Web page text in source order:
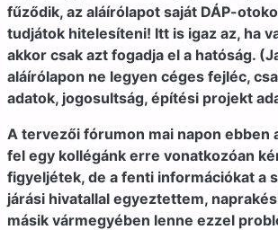
fűződik, az aláírólapot saját DÁP-
tudjátok hitelesíteni! Itt is igaz az, ha
akkor csak azt fogadja el a hatóság.
aláírólapon ne legyen céges fejléc,
adatok, jogosultság, építési projekt
A tervezői fórumon mai napon ebben
fel egy kollégánk erre vonatkozóan
figyeljétek, de a fenti információkat a
járási hivatallal egyeztettem,
másik vármegyében lenne ezzel